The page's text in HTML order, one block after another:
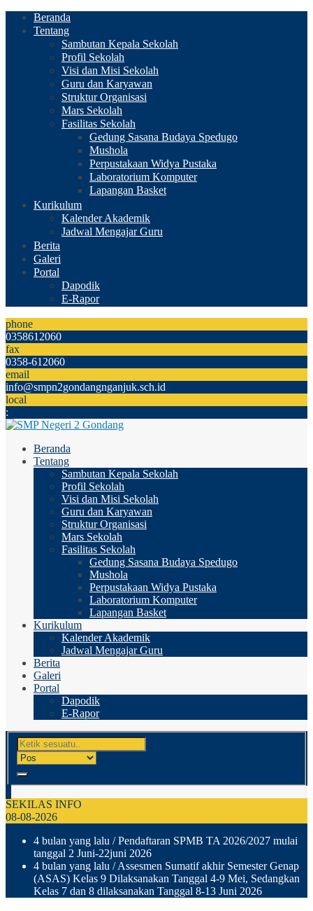
Beranda
Tentang
Sambutan Kepala Sekolah
Profil Sekolah
Visi dan Misi Sekolah
Guru dan Karyawan
Struktur Organisasi
Mars Sekolah
Fasilitas Sekolah
Gedung Sasana Budaya Spedugo
Mushola
Perpustakaan Widya Pustaka
Laboratorium Komputer
Lapangan Basket
Kurikulum
Kalender Akademik
Jadwal Mengajar Guru
Berita
Galeri
Portal
Dapodik
E-Rapor
phone
0358612060
fax
0358-612060
email
info@smpn2gondangnganjuk.sch.id
local
:
Beranda
Tentang
Sambutan Kepala Sekolah
Profil Sekolah
Visi dan Misi Sekolah
Guru dan Karyawan
Struktur Organisasi
Mars Sekolah
Fasilitas Sekolah
Gedung Sasana Budaya Spedugo
Mushola
Perpustakaan Widya Pustaka
Laboratorium Komputer
Lapangan Basket
Kurikulum
Kalender Akademik
Jadwal Mengajar Guru
Berita
Galeri
Portal
Dapodik
E-Rapor
SEKILAS INFO
08-08-2026
4 bulan yang lalu / Pendaftaran SPMB TA 2026/2027 mulai
tanggal 2 Juni-22juni 2026
4 bulan yang lalu / Assesmen Sumatif akhir Semester Genap
(ASAS) Kelas 9 Dilaksanakan Tanggal 4-9 Mei, Sedangkan
Kelas 7 dan 8 dilaksanakan Tanggal 8-13 Juni 2026